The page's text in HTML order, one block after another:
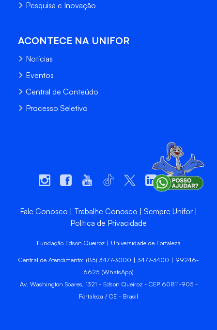
Pesquisa e Inovação
ACONTECE NA UNIFOR
Notícias
Eventos
Central de Conteúdo
Processo Seletivo
Fale Conosco Trabalhe Conosco
Sempre Unifor
Política de Privacidade
Fundação Edson Queiroz | Universidade de Fortaleza
Central de Atendimento: (85) 3477-3000 | 3477-3400 | 99246-
6625 (WhatsApp)
Av. Washington Soares, 1321 - Edson Queiroz - CEP 60811-905 -
Fortaleza / CE - Brasil